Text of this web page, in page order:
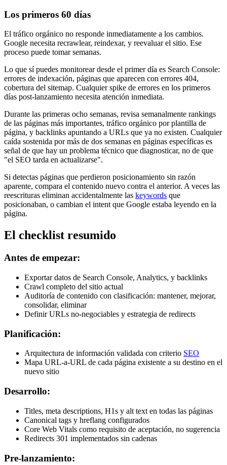
Los primeros 60 días
El tráfico orgánico no responde inmediatamente a los cambios.
Google necesita recrawlear, reindexar, y reevaluar el sitio. Ese
proceso puede tomar semanas.
Lo que sí puedes monitorear desde el primer día es Search Console:
errores de indexación, páginas que aparecen con errores 404,
cobertura del sitemap. Cualquier spike de errores en los primeros
días post-lanzamiento necesita atención inmediata.
Durante las primeras ocho semanas, revisa semanalmente rankings
de las páginas más importantes, tráfico orgánico por plantilla de
página, y backlinks apuntando a URLs que ya no existen. Cualquier
caída sostenida por más de dos semanas en páginas específicas es
señal de que hay un problema técnico que diagnosticar, no de que
"el SEO tarda en actualizarse".
Si detectas páginas que perdieron posicionamiento sin razón
aparente, compara el contenido nuevo contra el anterior. A veces las
reescrituras eliminan accidentalmente las keywords que
posicionaban, o cambian el intent que Google estaba leyendo en la
página.
El checklist resumido
Antes de empezar:
Exportar datos de Search Console, Analytics, y backlinks
Crawl completo del sitio actual
Auditoría de contenido con clasificación: mantener, mejorar,
consolidar, eliminar
Definir URLs no-negociables y estrategia de redirects
Planificación:
Arquitectura de información validada con criterio SEO
Mapa URL-a-URL de cada página existente a su destino en el
nuevo sitio
Desarrollo:
Titles, meta descriptions, H1s y alt text en todas las páginas
Canonical tags y hreflang configurados
Core Web Vitals como requisito de aceptación, no sugerencia
Redirects 301 implementados sin cadenas
Pre-lanzamiento: